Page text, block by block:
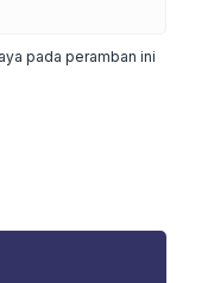
pada peramban ini